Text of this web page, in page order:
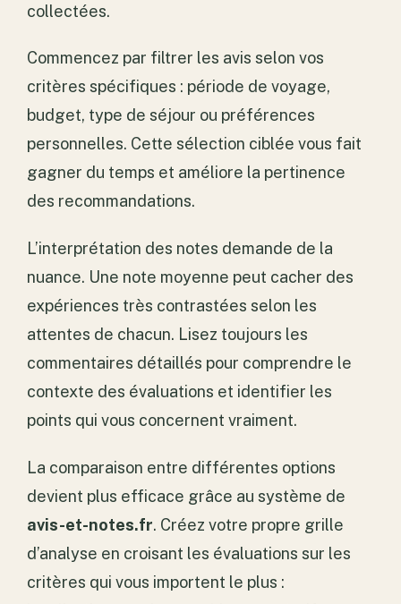
collectées.
Commencez par filtrer les avis selon vos
critères spécifiques : période de voyage,
budget, type de séjour ou préférences
personnelles. Cette sélection ciblée vous fait
gagner du temps et améliore la pertinence
des recommandations.
L’interprétation des notes demande de la
nuance. Une note moyenne peut cacher des
expériences très contrastées selon les
attentes de chacun. Lisez toujours les
commentaires détaillés pour comprendre le
contexte des évaluations et identifier les
points qui vous concernent vraiment.
La comparaison entre différentes options
devient plus efficace grâce au système de
avis-et-notes.fr. Créez votre propre grille
d’analyse en croisant les évaluations sur les
critères qui vous importent le plus :